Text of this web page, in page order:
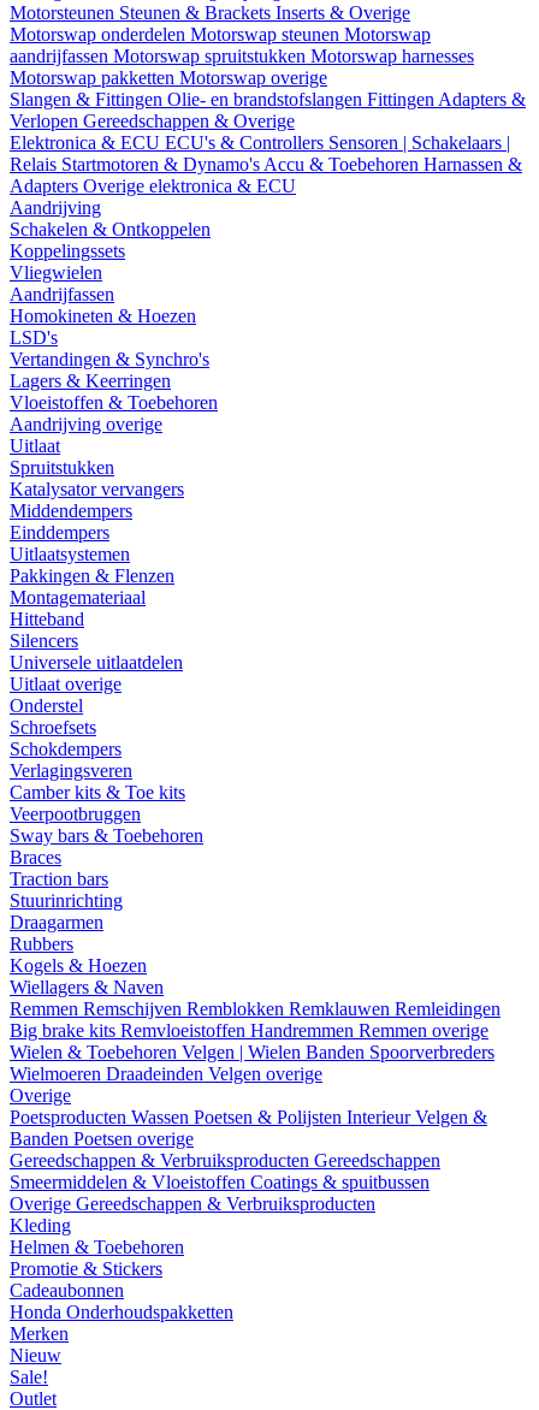
Motorsteunen Steunen & Brackets Inserts & Overige
Motorswap onderdelen Motorswap steunen Motorswap
aandrijfassen Motorswap spruitstukken Motorswap harnesses
Motorswap pakketten Motorswap overige
Slangen & Fittingen Olie- en brandstofslangen Fittingen Adapters &
Verlopen Gereedschappen & Overige
Elektronica & ECU ECU's & Controllers Sensoren | Schakelaars |
Relais Startmotoren & Dynamo's Accu & Toebehoren Harnassen &
Adapters Overige elektronica & ECU
Aandrijving
Schakelen & Ontkoppelen
Koppelingssets
Vliegwielen
Aandrijfassen
Homokineten & Hoezen
LSD's
Vertandingen & Synchro's
Lagers & Keerringen
Vloeistoffen & Toebehoren
Aandrijving overige
Uitlaat
Spruitstukken
Katalysator vervangers
Middendempers
Einddempers
Uitlaatsystemen
Pakkingen & Flenzen
Montagemateriaal
Hitteband
Silencers
Universele uitlaatdelen
Uitlaat overige
Onderstel
Schroefsets
Schokdempers
Verlagingsveren
Camber kits & Toe kits
Veerpootbruggen
Sway bars & Toebehoren
Braces
Traction bars
Stuurinrichting
Draagarmen
Rubbers
Kogels & Hoezen
Wiellagers & Naven
Remmen Remschijven Remblokken Remklauwen Remleidingen
Big brake kits Remvloeistoffen Handremmen Remmen overige
Wielen & Toebehoren Velgen | Wielen Banden Spoorverbreders
Wielmoeren Draadeinden Velgen overige
Overige
Poetsproducten Wassen Poetsen & Polijsten InterieurVelgen &
Banden Poetsen overige
Gereedschappen & Verbruiksproducten Gereedschappen
Smeermiddelen & Vloeistoffen Coatings & spuitbussen
Overige Gereedschappen & Verbruiksproducten
Kleding
Helmen & Toebehoren
Promotie & Stickers
Cadeaubonnen
Honda Onderhoudspakketten
Merken
Nieuw
Sale!
Outlet